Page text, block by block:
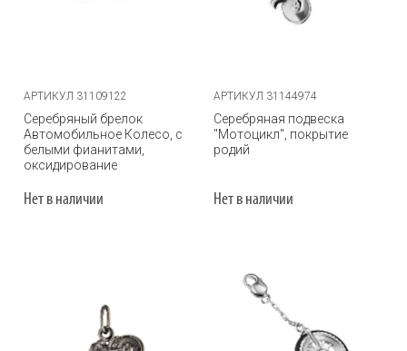
АРТИКУЛ 31109122
Серебряный брелок
Автомобильное Колесо, с
белыми фианитами,
оксидирование
Нет в наличии
АРТИКУЛ 31144974
Серебряная подвеска
"Мотоцикл", покрытие
родий
Нет в наличии